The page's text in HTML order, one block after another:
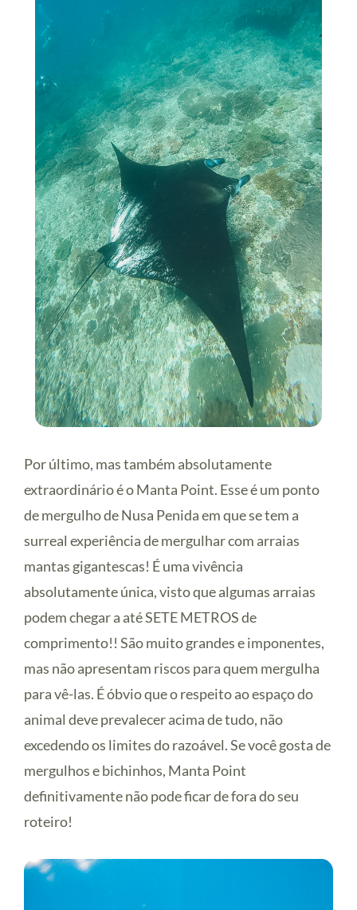
Por último, mas também absolutamente
extraordinário é o Manta Point. Esse é um ponto
de mergulho de Nusa Penida em que se tem a
surreal experiência de mergulhar com arraias
mantas gigantescas! É uma vivência
absolutamente única, visto que algumas arraias
podem chegar a até SETE METROS de
comprimento!! São muito grandes e imponentes,
mas não apresentam riscos para quem mergulha
para vê-las. É óbvio que o respeito ao espaço do
animal deve prevalecer acima de tudo, não
excedendo os limites do razoável. Se você gosta de
mergulhos e bichinhos, Manta Point
definitivamente não pode ficar de fora do seu
roteiro!